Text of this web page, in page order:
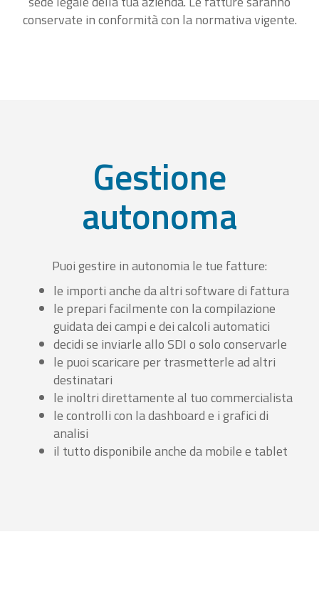
conservate in conformità con la normativa vigente.
Gestione
autonoma
Puoi gestire in autonomia le tue fatture:
le importi anche da altri software di fattura
le prepari facilmente con la compilazione
guidata dei campi e dei calcoli automatici
decidi se inviarle allo SDI o solo conservarle
le puoi scaricare per trasmetterle ad altri
destinatari
le inoltri direttamente al tuo commercialista
le controlli con la dashboard e i grafici di
analisi
il tutto disponibile anche da mobile e tablet